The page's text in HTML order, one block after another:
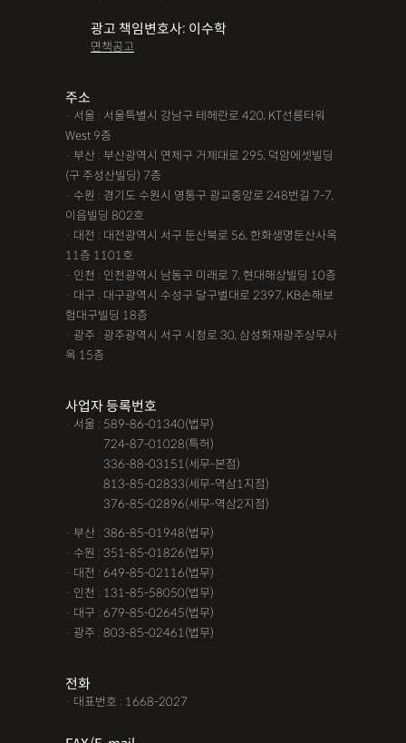
광고 책임변호사: 이수학
면책공고
주소
· 서울 : 서울특별시 강남구 테헤란로 420, KT선릉타워
West 9층
· 부산 : 부산광역시 연제구 거제대로 295, 덕암에셋빌딩
(구 주성산빌딩) 7층
· 수원 : 경기도 수원시 영통구 광교중앙로 248번길 7-7,
이음빌딩 802호
· 대전 : 대전광역시 서구 둔산북로 56, 한화생명둔산사옥
11층 1101호
· 인천 : 인천광역시 남동구 미래로 7, 현대해상빌딩 10층
· 대구 : 대구광역시 수성구 달구벌대로 2397, KB손해보
험대구빌딩 18층
· 광주 : 광주광역시 서구 시청로 30, 삼성화재광주상무사
옥 15층
사업자 등록번호
· 서울 : 589-86-01340(법무)
724-87-01028(특허)
336-88-03151(세무-본점)
813-85-02833(세무-역삼1지점)
376-85-02896(세무-역삼2지점)
· 부산 : 386-85-01948(법무)
· 수원 : 351-85-01826(법무)
· 대전 : 649-85-02116(법무)
· 인천 : 131-85-58050(법무)
· 대구 : 679-85-02645(법무)
· 광주 : 803-85-02461(법무)
전화
· 대표번호 : 1668-2027